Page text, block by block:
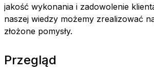
jakość wykonania i zadowolenie
naszej wiedzy możemy zrealizować
złożone pomysły.
Przegląd